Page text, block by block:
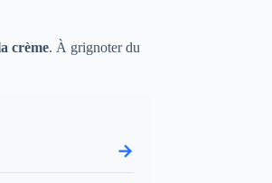
crème. À grignoter du
→